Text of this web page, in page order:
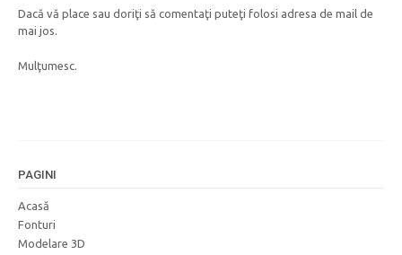
Dacă vă place sau doriţi să comentaţi puteţi folosi adresa de mail de
mai jos.
Mulţumesc.
PAGINI
Acasă
Fonturi
Modelare 3D